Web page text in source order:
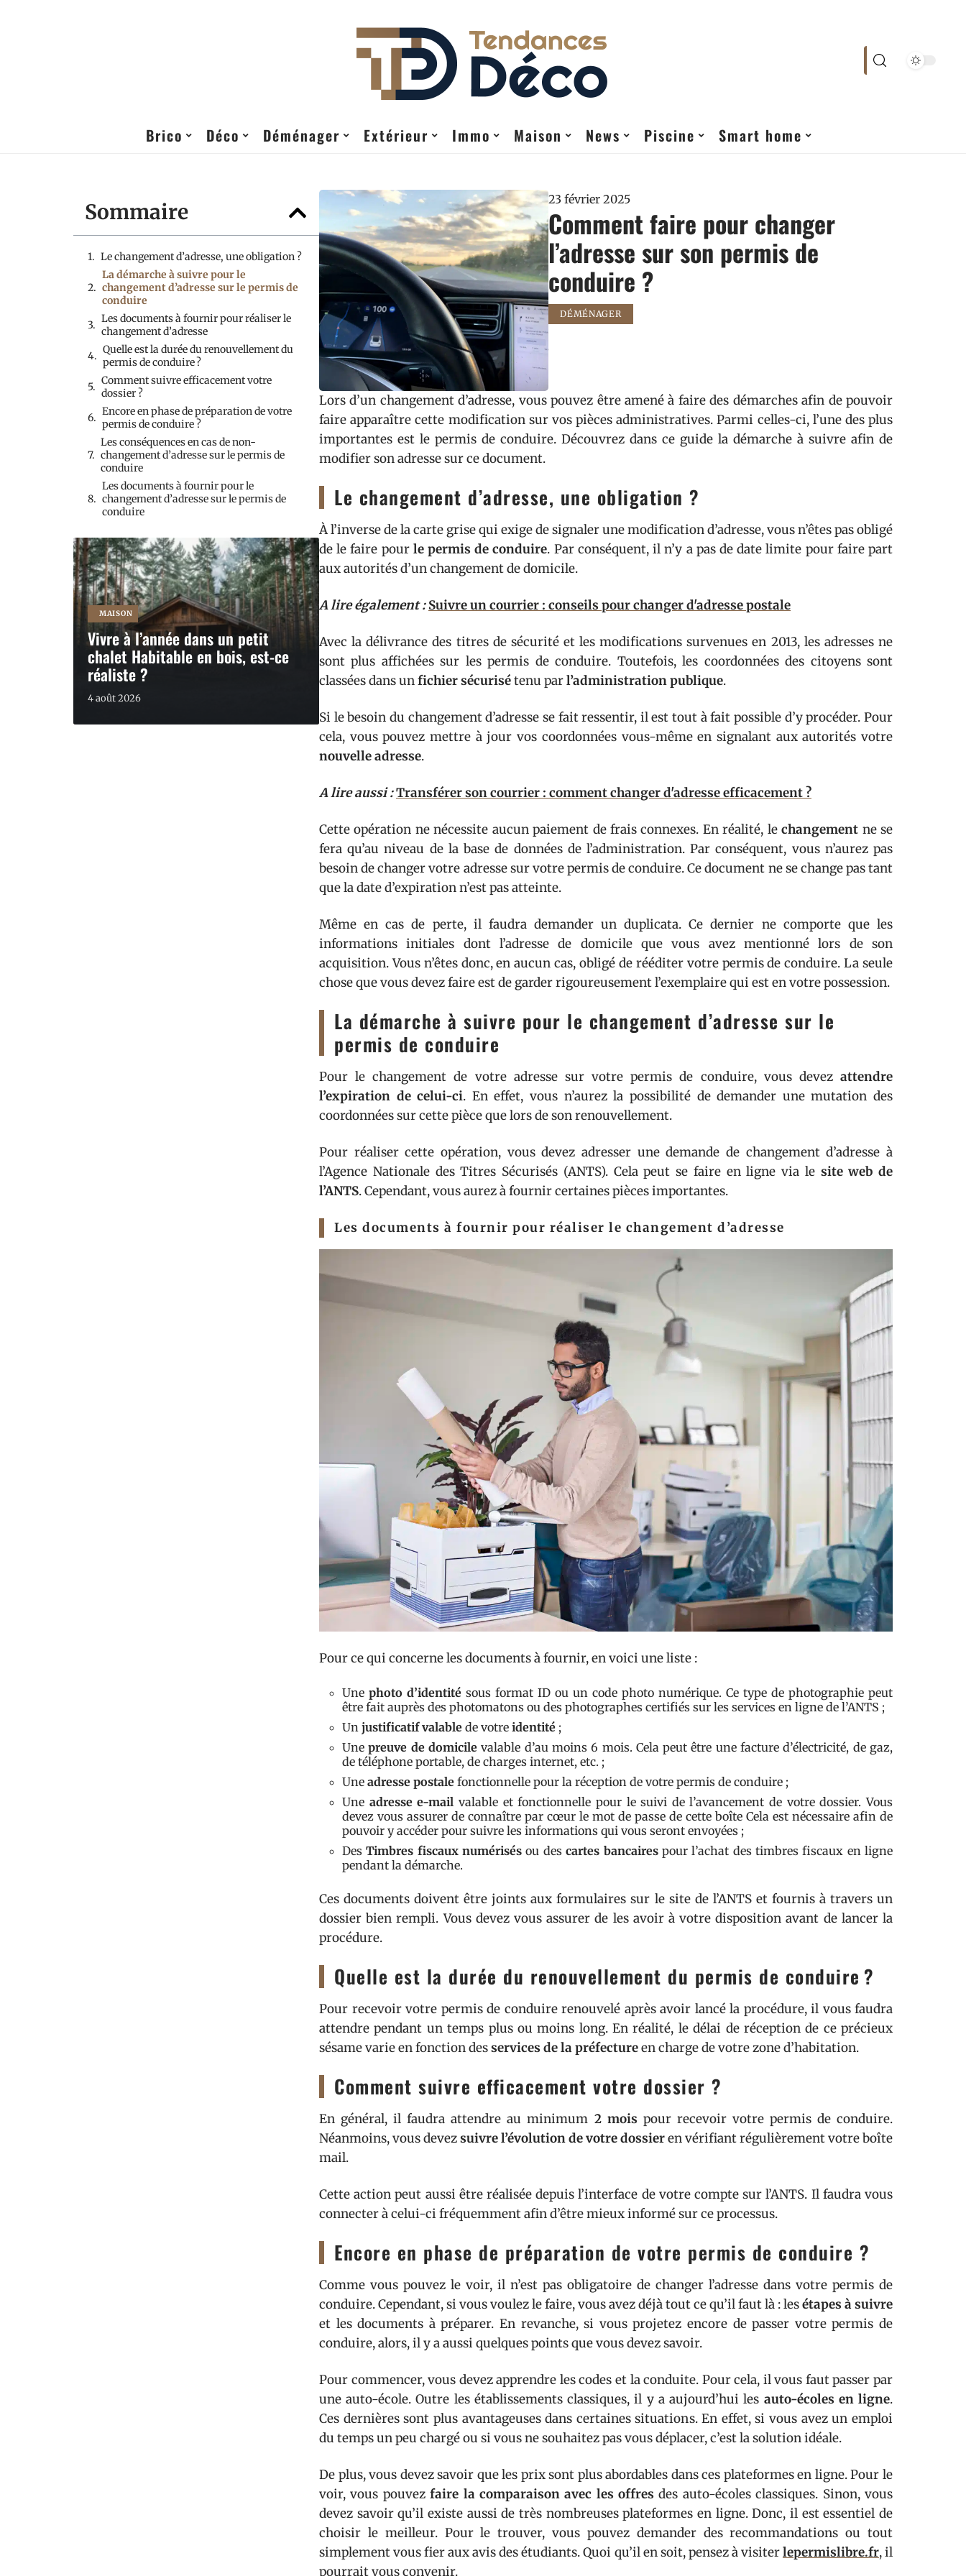
Brico Déco Déménager Extérieur Immo Maison News Piscine Smart home
Sommaire
Le changement d’adresse, une obligation ?
La démarche à suivre pour le
changement d’adresse sur le permis de
conduire
Les documents à fournir pour réaliser le
changement d’adresse
Quelle est la durée du renouvellement du
permis de conduire ?
Comment suivre efficacement votre
dossier ?
Encore en phase de préparation de votre
permis de conduire ?
Les conséquences en cas de non-
changement d’adresse sur le permis de
conduire
Les documents à fournir pour le
changement d’adresse sur le permis de
conduire
MAISON
Vivre à l’année dans un petit
chalet Habitable en bois, est-ce
réaliste ?
4 août 2026
23 février 2025
Comment faire pour changer
l’adresse sur son permis de
conduire ?
DÉMÉNAGER
Lors d’un changement d’adresse, vous pouvez être amené à faire des démarches afin de pouvoir
faire apparaître cette modification sur vos pièces administratives. Parmi celles-ci, l’une des plus
importantes est le permis de conduire. Découvrez dans ce guide la démarche à suivre afin de
modifier son adresse sur ce document.
Le changement d’adresse, une obligation ?
À l’inverse de la carte grise qui exige de signaler une modification d’adresse, vous n’êtes pas obligé
de le faire pour le permis de conduire. Par conséquent, il n’y a pas de date limite pour faire part
aux autorités d’un changement de domicile.
A lire également : Suivre un courrier : conseils pour changer d'adresse postale
Avec la délivrance des titres de sécurité et les modifications survenues en 2013, les adresses ne
sont plus affichées sur les permis de conduire. Toutefois, les coordonnées des citoyens sont
classées dans unfichier sécurisétenu parl’administration publique.
Si le besoin du changement d’adresse se fait ressentir, il est tout à fait possible d’y procéder. Pour
cela, vous pouvez mettre à jour vos coordonnées vous-même en signalant aux autorités votre
nouvelle adresse.
A lire aussi :Transférer son courrier : comment changer d'adresse efficacement ?
Cette opération ne nécessite aucun paiement de frais connexes. En réalité, lechangement ne se
fera qu’au niveau de la base de données de l’administration. Par conséquent, vous n’aurez pas
besoin de changer votre adresse sur votre permis de conduire. Ce document ne se change pas tant
que la date d’expiration n’est pas atteinte.
Même en cas de perte, il faudra demander un duplicata. Ce dernier ne comporte que les
informations initiales dont l’adresse de domicile que vous avez mentionné lors de son
acquisition. Vous n’êtes donc, en aucun cas, obligé de rééditer votre permis de conduire. La seule
chose que vous devez faire est de garder rigoureusement l’exemplaire qui est en votre possession.
La démarche à suivre pour le changement d’adresse sur le
permis de conduire
Pour le changement de votre adresse sur votre permis de conduire, vous devez attendre
l’expiration decelui-ci. En effet, vous n’aurez la possibilité de demander une mutation des
coordonnées sur cette pièce que lors de son renouvellement.
Pour réaliser cette opération, vous devez adresser une demande de changement d’adresse à
l’Agence Nationale des Titres Sécurisés (ANTS). Cela peut se faire en ligne via le site web de
l’ANTS. Cependant, vous aurez à fournir certaines pièces importantes.
Les documents à fournir pour réaliser le changement d’adresse
Pour ce qui concerne les documents à fournir, en voici une liste :
Une photo d’identité sous format ID ou un code photo numérique. Ce type de photographie peut
être fait auprès des photomatons ou des photographes certifiés sur les services en ligne de l’ANTS ;
Un justificatif valable de votre identité ;
Unepreuve de domicilevalable d’au moins 6 mois. Cela peut être une facture d’électricité, de gaz,
de téléphone portable, de charges internet, etc. ;
Une adresse postale fonctionnelle pour la réception de votre permis de conduire ;
Une adresse e-mail valable et fonctionnelle pour le suivi de l’avancement de votre dossier. Vous
devez vous assurer de connaître par cœur le mot de passe de cette boîte Cela est nécessaire afin de
pouvoir y accéder pour suivre les informations qui vous seront envoyées ;
DesTimbres fiscaux numérisés ou descartes bancairespour l’achat des timbres fiscaux en ligne
pendant la démarche.
Ces documents doivent être joints aux formulaires sur le site de l’ANTS et fournis à travers un
dossier bien rempli. Vous devez vous assurer de les avoir à votre disposition avant de lancer la
procédure.
Quelle est la durée du renouvellement du permis de conduire ?
Pour recevoir votre permis de conduire renouvelé après avoir lancé la procédure, il vous faudra
attendre pendant un temps plus ou moins long. En réalité, le délai de réception de ce précieux
sésame varie en fonction desservices de la préfectureen charge de votre zone d’habitation.
Comment suivre efficacement votre dossier ?
En général, il faudra attendre au minimum 2 mois pour recevoir votre permis de conduire.
Néanmoins, vous devezsuivre l’évolution de votre dossieren vérifiant régulièrement votre boîte
mail.
Cette action peut aussi être réalisée depuis l’interface de votre compte sur l’ANTS. Il faudra vous
connecter à celui-ci fréquemment afin d’être mieux informé sur ce processus.
Encore en phase de préparation de votre permis de conduire ?
Comme vous pouvez le voir, il n’est pas obligatoire de changer l’adresse dans votre permis de
conduire. Cependant, si vous voulez le faire, vous avez déjà tout ce qu’il faut là : lesétapes à suivre
et les documents à préparer. En revanche, si vous projetez encore de passer votre permis de
conduire, alors, il y a aussi quelques points que vous devez savoir.
Pour commencer, vous devez apprendre les codes et la conduite. Pour cela, il vous faut passer par
une auto-école. Outre les établissements classiques, il y a aujourd’hui les auto-écoles en ligne.
Ces dernières sont plus avantageuses dans certaines situations. En effet, si vous avez un emploi
du temps un peu chargé ou si vous ne souhaitez pas vous déplacer, c’est la solution idéale.
De plus, vous devez savoir que les prix sont plus abordables dans ces plateformes en ligne. Pour le
voir, vous pouvezfaire la comparaison avec les offresdes auto-écoles classiques. Sinon, vous
devez savoir qu’il existe aussi de très nombreuses plateformes en ligne. Donc, il est essentiel de
choisir le meilleur. Pour le trouver, vous pouvez demander des recommandations ou tout
simplement vous fier aux avis des étudiants. Quoi qu’il en soit, pensez à visiterlepermislibre.fr, il
pourrait vous convenir.